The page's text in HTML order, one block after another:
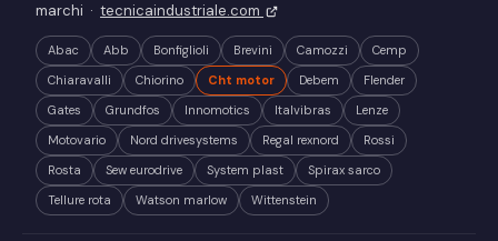
marchi · tecnicaindustriale.com
Abac Abb Bonfiglioli Brevini Camozzi
Cemp
Chiaravalli
Chiorino Cht motor Debem
Flender
Gates
Grundfos Innomotics Italvibras
Lenze
Motovario
Nord drivesystems Regal rexnord
Rossi
Rosta
Sew eurodrive System plast
Spirax sarco
Tellure rota
Watson marlow Wittenstein